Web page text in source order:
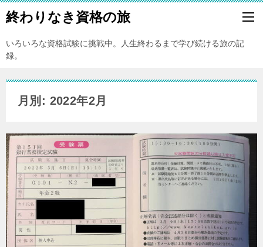
終わりなき資格の旅
いろいろな資格試験に挑戦中。人生終わるまで学び続ける旅の記
録。
月別: 2022年2月